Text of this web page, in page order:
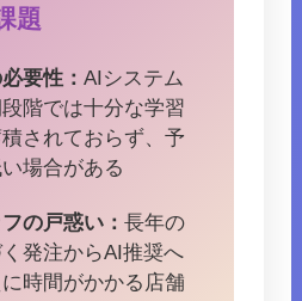
題
要性：AIシステム
階では十分な学習
されておらず、予
場合がある
の戸惑い：長年の
発注からAI推奨へ
時間がかかる店舗